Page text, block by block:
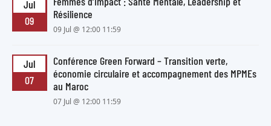
Jul
09
Résilience
09 Jul @ 12:00 11:59
Jul
07
Conférence Green Forward – Transition verte,
économie circulaire et accompagnement des MPMEs
au Maroc
07 Jul @ 12:00 11:59